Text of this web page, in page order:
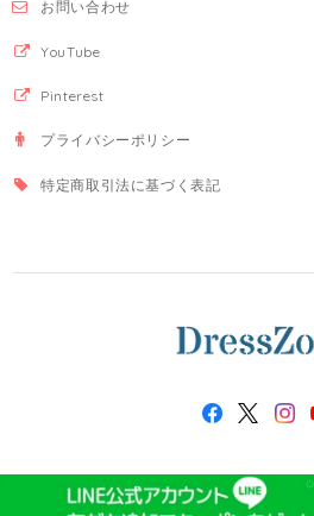
お問い合わせ
YouTube
Pinterest
プライバシーポリシー
特定商取引法に基づく表記